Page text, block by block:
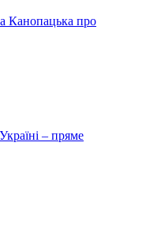
Канопацька про
– пряме